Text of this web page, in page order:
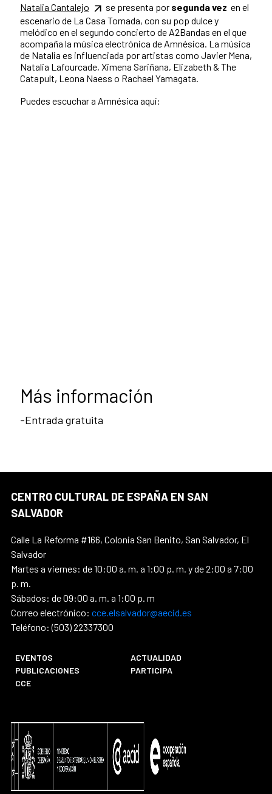
Natalia Cantalejo
se presenta por segunda vez en el
escenario de La Casa Tomada, con su pop dulce y
melódico en el segundo concierto de A2Bandas en el que
acompaña la música electrónica de Amnésica. La música
de Natalia es influenciada por artistas como Javier Mena,
Natalia Lafourcade, Ximena Sariñana, Elizabeth & The
Catapult, Leona Naess o Rachael Yamagata.
Puedes escuchar a Amnésica aquí:
Más información
-Entrada gratuita
CENTRO CULTURAL DE ESPAÑA EN SAN
SALVADOR
Calle La Reforma #166, Colonia San Benito, San Salvador, El
Salvador
Martes a viernes: de 10:00 a. m. a 1:00 p. m. y de 2:00 a 7:00
p. m.
Sábados: de 09:00 a. m. a 1:00 p. m
Correo electrónico: cce.elsalvador@aecid.es
Teléfono: (503) 22337300
EVENTOS
ACTUALIDAD
PUBLICACIONES
PARTICIPA
CCE